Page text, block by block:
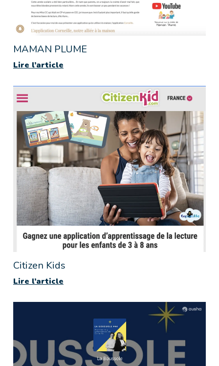
MAMAN PLUME
Lire l’article
Citizen Kids
Lire l’article